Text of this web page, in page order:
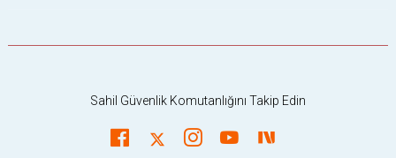
Sahil Güvenlik Komutanlığını Takip Edin